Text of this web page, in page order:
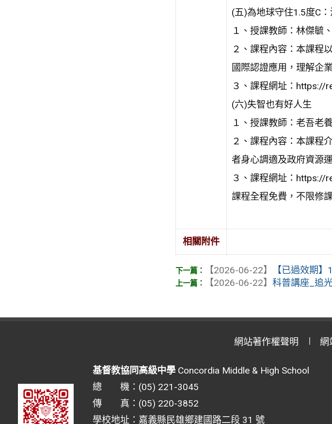
(五)為地球守住1.5度C
１、授課教師：林傑毓
２、課程內容：本課程
國際認證應用，理解企
３、課程網址：https://
(六)失智也有好人生
１、授課教師：老吾老
２、課程內容：本課程
者身心調適及政府資源
３、課程網址：https://
課程全程免費，不限修
相關附件
【2026-06-22】
【已過效期
【2026-06-22】科普講座_追
網站著作權聲明 網
基督教協同高級中學Concordia Middle & High School
總 機：(05) 221-3045
傳 真：(05) 220-3852
學校地址：嘉義縣民雄鄉建國路二段 31 號